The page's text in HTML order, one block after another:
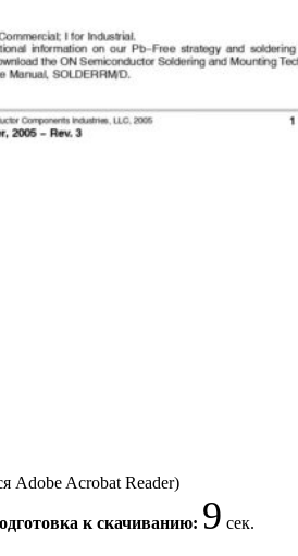
Adobe Acrobat Reader)
к скачиванию: 9 сек.